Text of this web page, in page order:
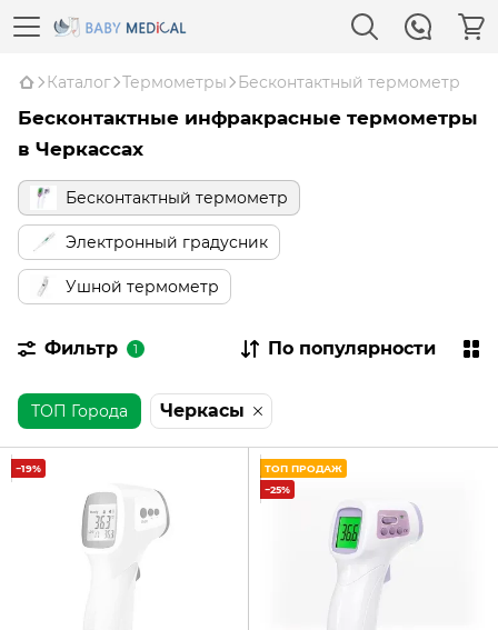
Каталог Термометры Бесконтактный термометр
Бесконтактные инфракрасные термометры
в Черкассах
Бесконтактный термометр
Электронный градусник
Ушной термометр
Фильтр 1 По популярности
ТОП Города Черкасы
−19%
ТОП ПРОДАЖ
−25%